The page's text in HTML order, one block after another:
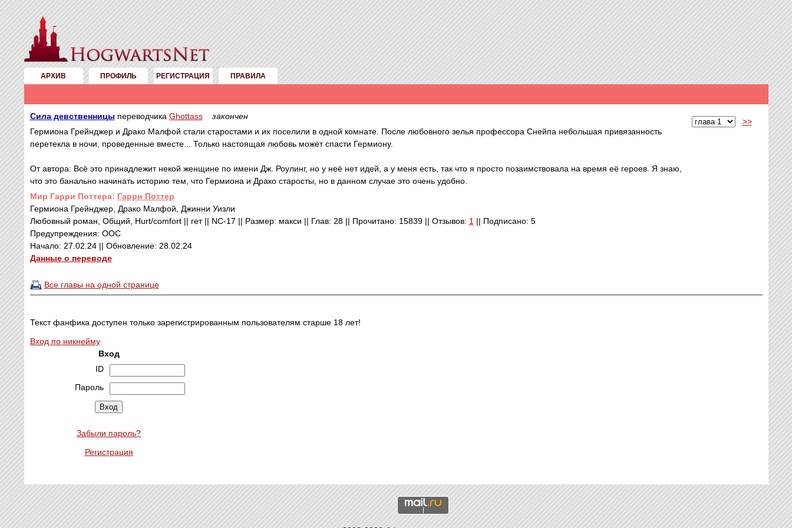
АРХИВ ПРОФИЛЬ РЕГИСТРАЦИЯ ПРАВИЛА
Сила девственницы переводчика Ghottass
закончен
Гермиона Грейнджер и Драко Малфой стали старостами и их поселили в одной комнате. После любовного зелья профессора Снейпа небольшая привязанность
перетекла в ночи, проведенные вместе... Только настоящая любовь может спасти Гермиону.
От автора: Всё это принадлежит некой женщине по имени Дж. Роулинг, но у неё нет идей, а у меня есть, так что я просто позаимствовала на время её героев. Я знаю,
что это банально начинать историю тем, что Гермиона и Драко старосты, но в данном случае это очень удобно.
Mир Гарри Поттера: Гарри Поттер
Гермиона Грейнджер, Драко Малфой, Джинни Уизли
Любовный роман, Общий, Hurt/comfort || гет || NC-17 || Размер: макси || Глав: 28 || Прочитано: 15839 || Отзывов: 1 || Подписано: 5
Предупреждения: ООС
Начало: 27.02.24 || Обновление: 28.02.24
Данные о переводе
Все главы на одной странице
>>
Текст фанфика доступен только зарегистрированным пользователям старше 18 лет!
Вход по никнейму
Вход
ID
Пароль
Забыли пароль?
Регистрация